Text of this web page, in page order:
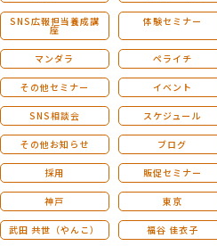
SNS広報担当養成講
座
体験セミナー
マンダラ ペライチ
その他セミナー イベント
SNS相談会 スケジュール
その他お知らせ ブログ
採用 販促セミナー
神戸 東京
武田 共世（やんこ） 福谷 佳衣子